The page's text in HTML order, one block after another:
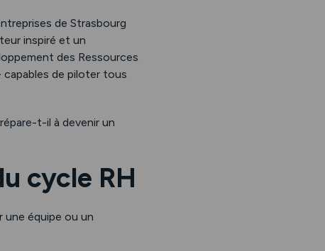
de Strasbourg
inspiré et un
des Ressources
de piloter tous
t-il à devenir un
cycle RH
une équipe ou un